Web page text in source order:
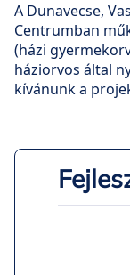
A Dunavecse,
Centrumban
(házi
háziorvos által
kívánunk a